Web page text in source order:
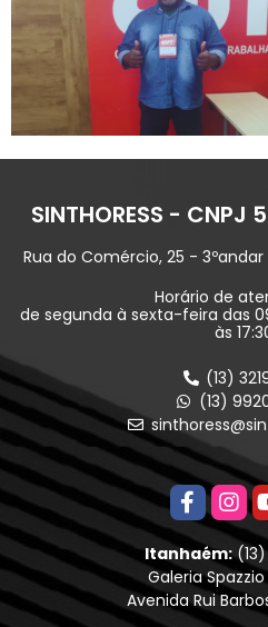
SINTHORESS -
Rua do Comércio, 25 - 3ºandar
Horário de
de segunda à sexta-feira das
às
(13)
(13)
Itanhaém:(13)
Galeria
Avenida Rui